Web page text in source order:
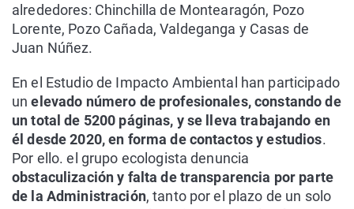
alrededores: Chinchilla de Montearagón, Pozo
Lorente, Pozo Cañada, Valdeganga y Casas de
Juan Núñez.
En el Estudio de Impacto Ambiental han participado
unelevado número de profesionales, constando de
un total de 5200 páginas, y se lleva trabajando en
él desde 2020, en forma de contactos y estudios.
Por ello. el grupo ecologista denuncia
obstaculización y falta de transparencia por parte
de la Administración, tanto por el plazo de un solo